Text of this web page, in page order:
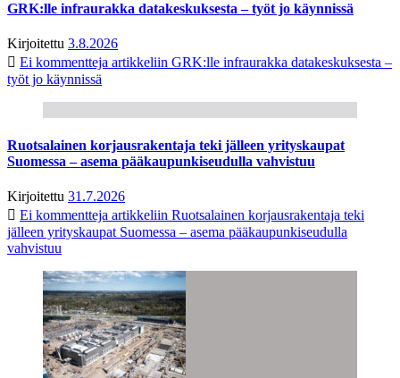
GRK:lle infraurakka datakeskuksesta – työt jo käynnissä
Kirjoitettu 3.8.2026
Ei kommentteja artikkeliin GRK:lle infraurakka datakeskuksesta –
työt jo käynnissä
Ruotsalainen korjausrakentaja teki jälleen yrityskaupat
Suomessa – asema pääkaupunkiseudulla vahvistuu
Kirjoitettu 31.7.2026
Ei kommentteja artikkeliin Ruotsalainen korjausrakentaja teki
jälleen yrityskaupat Suomessa – asema pääkaupunkiseudulla
vahvistuu